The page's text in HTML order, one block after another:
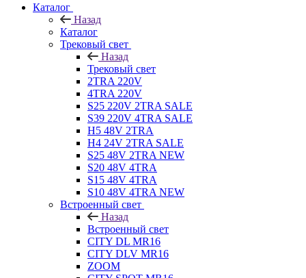
Каталог
Назад
Каталог
Трековый свет
Назад
Трековый свет
2TRA 220V
4TRA 220V
S25 220V 2TRA SALE
S39 220V 4TRA SALE
H5 48V 2TRA
H4 24V 2TRA SALE
S25 48V 2TRA NEW
S20 48V 4TRA
S15 48V 4TRA
S10 48V 4TRA NEW
Встроенный свет
Назад
Встроенный свет
CITY DL MR16
CITY DLV MR16
ZOOM